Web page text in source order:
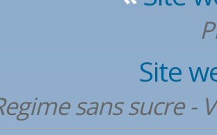
Site
sans sucre -